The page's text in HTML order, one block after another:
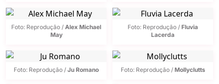
Foto: Reprodução / Alex Michael
May
Foto: Reprodução / Fluvia
Lacerda
Foto: Reprodução / Ju Romano Foto: Reprodução / Mollyclutts